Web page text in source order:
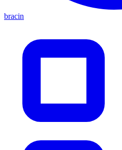
bracin